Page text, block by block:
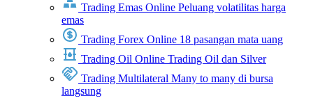
Trading Emas Online Peluang volatilitas harga
emas
Trading Forex Online 18 pasangan mata uang
Trading Oil Online Trading Oil dan Silver
Trading Multilateral Many to many di bursa
langsung